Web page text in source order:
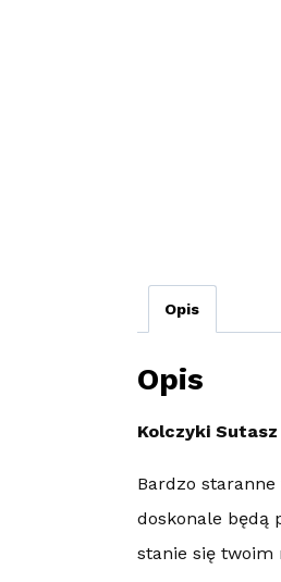
Opis
Opis
Kolczyki Sutasz
Bardzo
doskonale będą
stanie się twoim